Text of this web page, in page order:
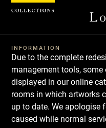
INFORMATION
Due to the complete
management tools,
displayed in our online
rooms in which artworks
up to date. We apologise
caused while normal
Cookies management panel